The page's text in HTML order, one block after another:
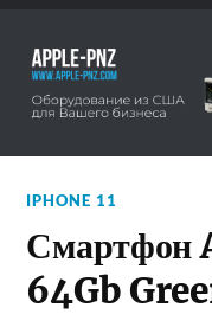
IPHONE 11
Смартфон
64Gb